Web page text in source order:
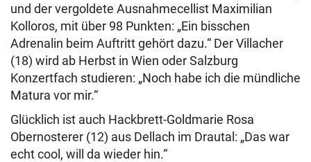
und der vergoldete Ausnahmecellist Maximilian
Kolloros, mit über 98 Punkten: „Ein bisschen
Adrenalin beim Auftritt gehört dazu.“ Der Villacher
(18) wird ab Herbst in Wien oder Salzburg
Konzertfach studieren: „Noch habe ich die mündliche
Matura vor mir.“
Glücklich ist auch Hackbrett-Goldmarie Rosa
Obernosterer (12) aus Dellach im Drautal: „Das war
echt cool, will da wieder hin.“